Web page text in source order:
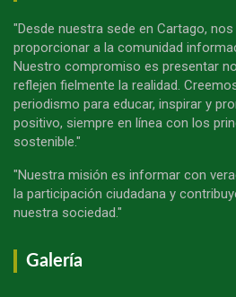
"Desde nuestra sede en Cartago,
proporcionar a la comunidad
Nuestro compromiso es presentar
reflejen fielmente la realidad.
periodismo para educar, inspirar y
positivo, siempre en línea con los
sostenible."
"Nuestra misión es informar con
la participación ciudadana y
nuestra sociedad."
Galería